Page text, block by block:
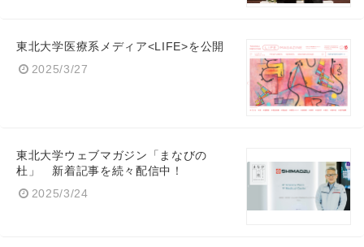
東北大学医療系メディア<LIFE>を公開
2025/3/27
東北大学ウェブマガジン「まなびの
杜」 新着記事を続々配信中！
2025/3/24